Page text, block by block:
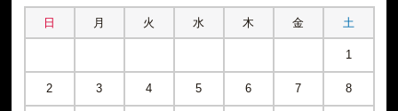
日 月 火 水 木 金 土
1
2 3 4 5 6 7 8